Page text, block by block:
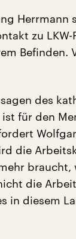
Herrmann
zu LKW-
Befinden.
des
für den
die
braucht,
die
in diesem